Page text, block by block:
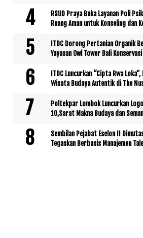
RSUD Praya Buka Layanan Poli
Ruang Aman untuk Konseling dan
ITDC Dorong Pertanian Organik
Yayasan Owl Tower Bali
ITDC Luncurkan “Cipta Rwa
Wisata Budaya Autentik di The
Poltekpar Lombok Luncurkan
10,Sarat Makna Budaya dan
Sembilan Pejabat Eselon II
Tegaskan Berbasis Manajemen